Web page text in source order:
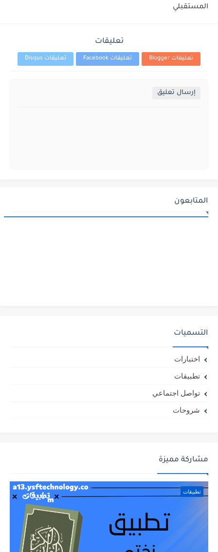
المستقبلي
تعليقات
تعليقات Blogger تعليقات Facebook تعليقات Disqus
إرسال تعليق
المتابعون
التسميات
اختبارات
تطبيقات
تواصل اجتماعي
شروحات
مشاركة مميزة
تطبيقات